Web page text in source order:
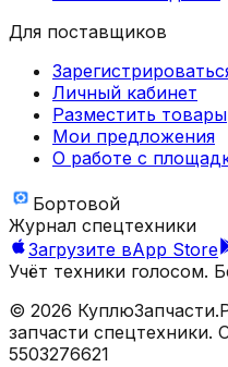
Для поставщиков
Личный кабинет
Разместить товары
Мои предложения
О работе с
Бортовой
Журнал спецтехники
Загрузите вApp Store
Учёт техники голосом.
© 2026
запчасти спецтехники.
5503276621